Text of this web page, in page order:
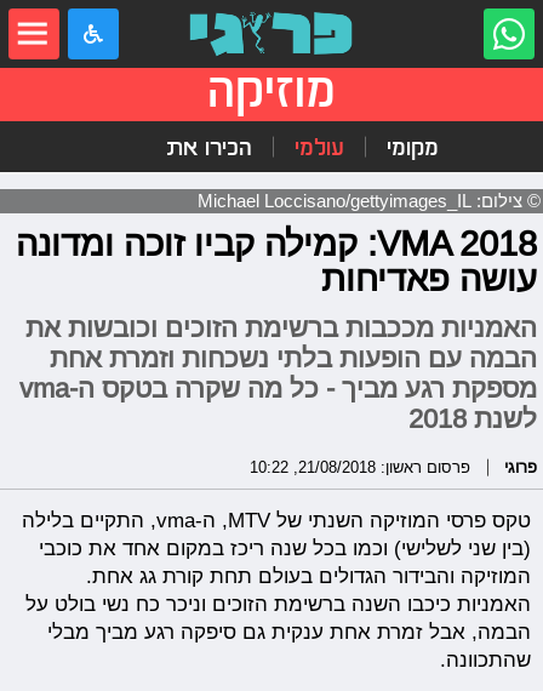
מוזיקה
מקומי עולמי הכירו את
© צילום: Michael Loccisano/gettyimages_IL
VMA 2018: קמילה קביו זוכה ומדונה
עושה פאדיחות
האמניות מככבות ברשימת הזוכים וכובשות את
הבמה עם הופעות בלתי נשכחות וזמרת אחת
מספקת רגע מביך - כל מה שקרה בטקס ה-vma
לשנת 2018
פרוגי פרסום ראשון: 21/08/2018, 10:22
טקס פרסי המוזיקה השנתי של MTV, ה-vma, התקיים בלילה
(בין שני לשלישי) וכמו בכל שנה ריכז במקום אחד את כוכבי
המוזיקה והבידור הגדולים בעולם תחת קורת גג אחת.
האמניות כיכבו השנה ברשימת הזוכים וניכר כח נשי בולט על
הבמה, אבל זמרת אחת ענקית גם סיפקה רגע מביך מבלי
שהתכוונה.